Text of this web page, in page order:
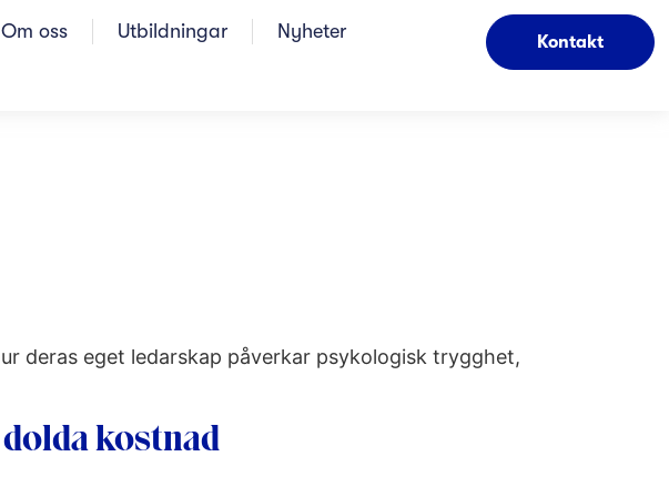
Om oss Utbildningar Nyheter Kontakt
deras eget ledarskap påverkar psykologisk trygghet,
kostnad